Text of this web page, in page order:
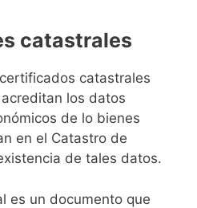
catastrales
catastrales
los datos
de lo bienes
en el Catastro de
de tales datos.
es un documento que